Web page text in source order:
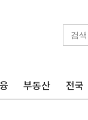
부동산 전국
5거래일 랠리 '마침표'
막바지.."美와 직접